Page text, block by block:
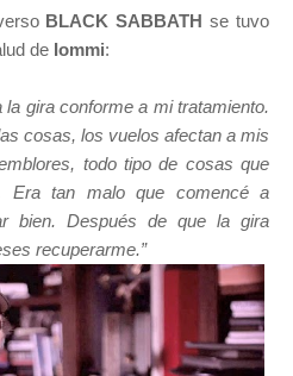
BLACK SABBATH se tuvo
de Iommi:
la gira conforme a mi tratamiento.
cosas, los vuelos afectan a mis
todo tipo de cosas que
Era tan malo que comencé a
bien. Después de que la gira
recuperarme.”